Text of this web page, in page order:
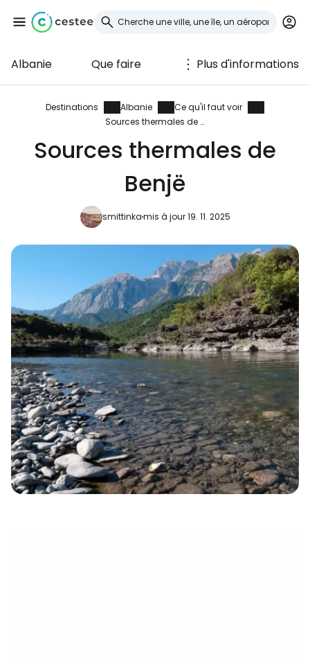
Albanie Que faire Plus d'informations
Destinations Albanie
Ce qu'il faut voir
Sources thermales de Benjë
Sources thermales de
Benjë
smittinkamis à jour 19. 11. 2025
Se connecter à
Cestee
... la communauté mondiale des voyageurs
Continuer avec Google
Continuer avec Facebook
Poursuivre avec le courrier
électronique